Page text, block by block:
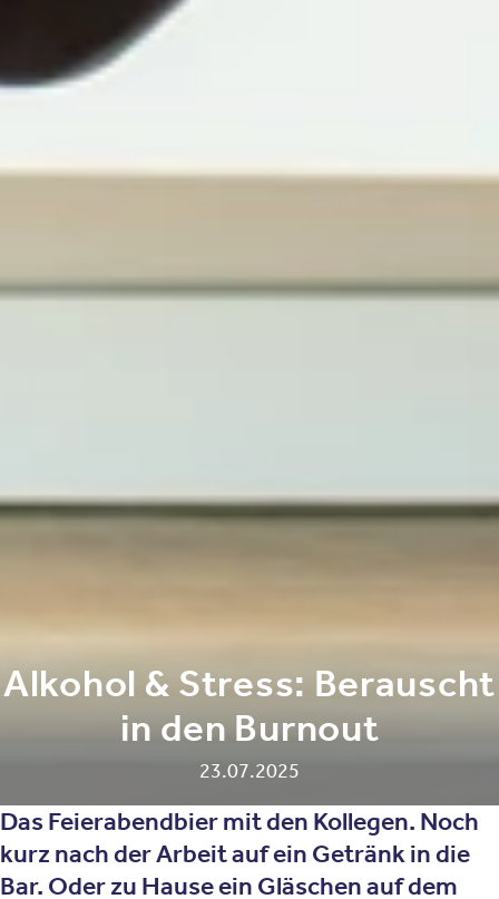
Alkohol & Stress: Berauscht
in den Burnout
23.07.2025
Das Feierabendbier mit den Kollegen. Noch
kurz nach der Arbeit auf ein Getränk in die
Bar. Oder zu Hause ein Gläschen auf dem